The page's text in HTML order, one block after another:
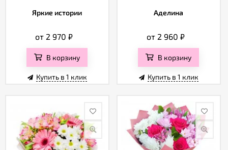
Яркие истории
от 2 970₽
В корзину
Купить в 1 клик
Аделина
от 2 960 ₽
В корзину
Купить в 1 клик